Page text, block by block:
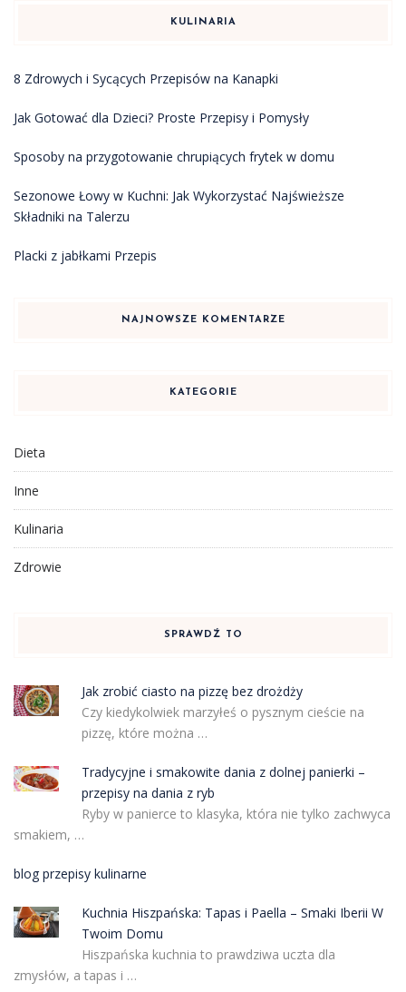
KULINARIA
8 Zdrowych i Sycących Przepisów na Kanapki
Jak Gotować dla Dzieci? Proste Przepisy i Pomysły
Sposoby na przygotowanie chrupiących frytek w domu
Sezonowe Łowy w Kuchni: Jak Wykorzystać Najświeższe
Składniki na Talerzu
Placki z jabłkami Przepis
NAJNOWSZE KOMENTARZE
KATEGORIE
Dieta
Inne
Kulinaria
Zdrowie
SPRAWDŹ TO
Jak zrobić ciasto na pizzę bez drożdży
Czy kiedykolwiek marzyłeś o pysznym cieście na
pizzę, które można …
Tradycyjne i smakowite dania z dolnej panierki –
przepisy na dania z ryb
Ryby w panierce to klasyka, która nie tylko zachwyca
smakiem, …
blog przepisy kulinarne
Kuchnia Hiszpańska: Tapas i Paella – Smaki Iberii W
Twoim Domu
Hiszpańska kuchnia to prawdziwa uczta dla
zmysłów, a tapas i …